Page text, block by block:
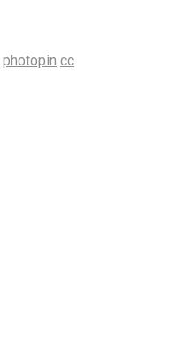
photopin cc